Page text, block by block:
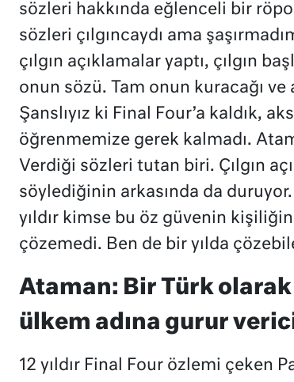
sözleri hakkında eğlenceli bir
sözleri çılgıncaydı ama
çılgın açıklamalar yaptı, çılgın
onun sözü. Tam onun kuracağı ve
Şanslıyız ki Final Four’a kaldık,
öğrenmemize gerek kalmadı.
Verdiği sözleri tutan biri. Çılgın
söylediğinin arkasında da
yıldır kimse bu öz güvenin
çözemedi. Ben de bir yılda
Ataman: Bir Türk
ülkem adına gurur
12 yıldır Final Four özlemi çeken